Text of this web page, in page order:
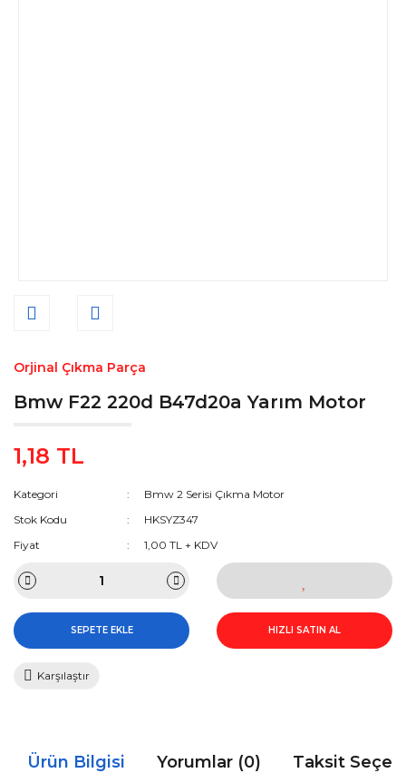
Orjinal Çıkma Parça
Bmw F22 220d B47d20a Yarım Motor
1,18 TL
Kategori
Bmw 2 Serisi Çıkma Motor
Stok Kodu
HKSYZ347
Fiyat
1,00 TL + KDV
SEPETE EKLE HIZLI SATIN AL
Karşılaştır
Ürün Bilgisi Yorumlar (0) Taksit